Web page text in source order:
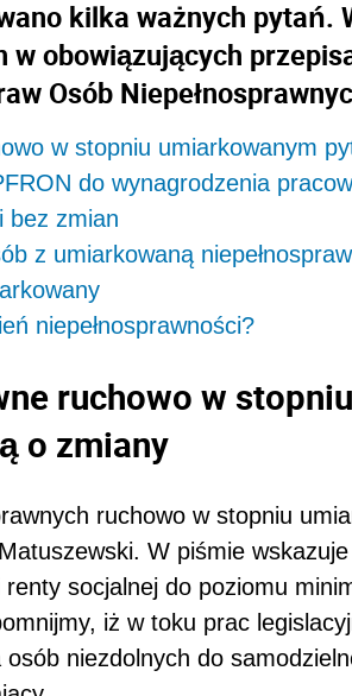
kilka ważnych pytań.
obowiązujących
Osób
w stopniu umiarkowanym
do wynagrodzenia
bez zmian
z umiarkowaną
niepełnosprawności?
ruchowo w stopniu
o zmiany
ruchowo w stopniu
W piśmie
renty socjalnej do poziomu
iż w toku prac
niezdolnych do